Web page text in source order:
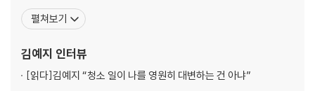
청소일 하는데요?』라는 만화를 출간했다. 이후, 책에 담긴 고민은 비
단 나만의 고민이 아니었다는 사실을 알게 되었다. 흔히 말하는 요즘
고 제 삶이 엄청나게 변하지는 않았고, 지금도
펼쳐보기
김예지 인터뷰
[읽다]김예지 “청소 일이 나를 영원히 대변하는 건 아냐”